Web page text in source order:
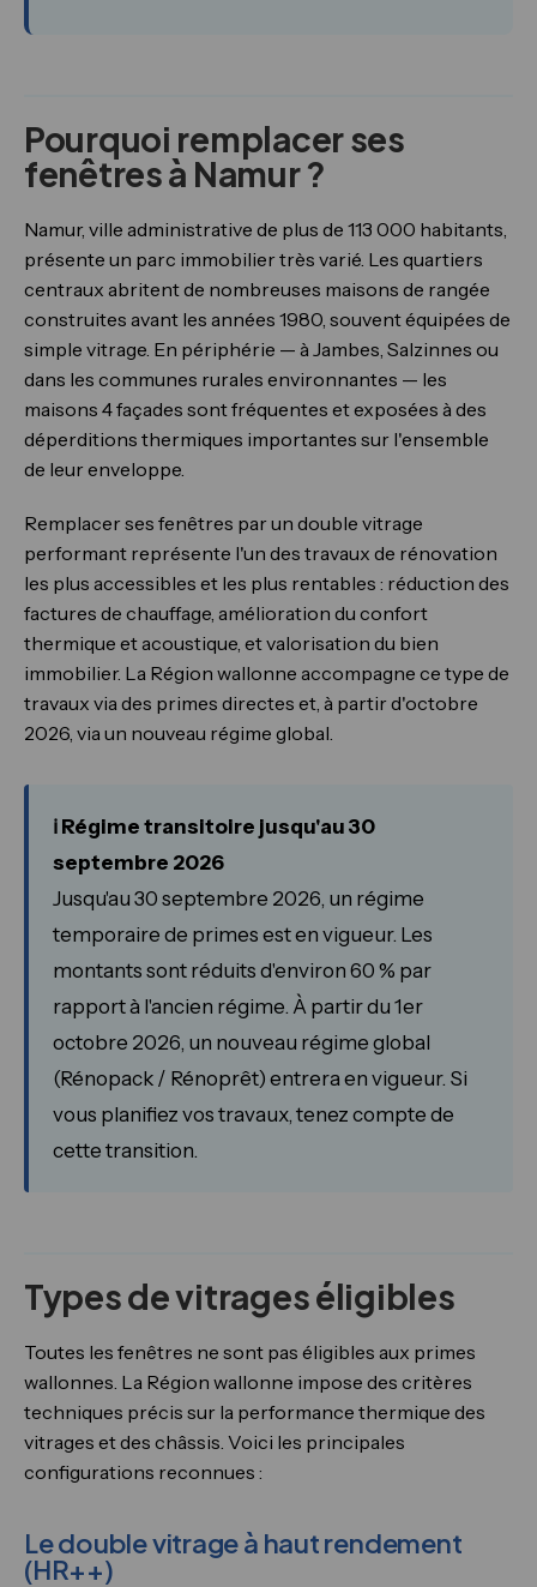
Pourquoi remplacer ses
fenêtres à Namur ?
Namur, ville administrative de plus de 113 000 habitants,
présente un parc immobilier très varié. Les quartiers
centraux abritent de nombreuses maisons de rangée
construites avant les années 1980, souvent équipées de
simple vitrage. En périphérie — à Jambes, Salzinnes ou
dans les communes rurales environnantes — les
maisons 4 façades sont fréquentes et exposées à des
déperditions thermiques importantes sur l'ensemble
de leur enveloppe.
Remplacer ses fenêtres par un double vitrage
performant représente l'un des travaux de rénovation
les plus accessibles et les plus rentables : réduction des
factures de chauffage, amélioration du confort
thermique et acoustique, et valorisation du bien
immobilier. La Région wallonne accompagne ce type de
travaux via des primes directes et, à partir d'octobre
2026, via un nouveau régime global.
ℹ️ Régime transitoire jusqu'au 30
septembre 2026
Jusqu'au 30 septembre 2026, un régime
temporaire de primes est en vigueur. Les
montants sont réduits d'environ 60 % par
rapport à l'ancien régime. À partir du 1er
octobre 2026, un nouveau régime global
(Rénopack / Rénoprêt) entrera en vigueur. Si
vous planifiez vos travaux, tenez compte de
cette transition.
Types de vitrages éligibles
Toutes les fenêtres ne sont pas éligibles aux primes
wallonnes. La Région wallonne impose des critères
techniques précis sur la performance thermique des
vitrages et des châssis. Voici les principales
configurations reconnues :
Le double vitrage à haut rendement
(HR++)